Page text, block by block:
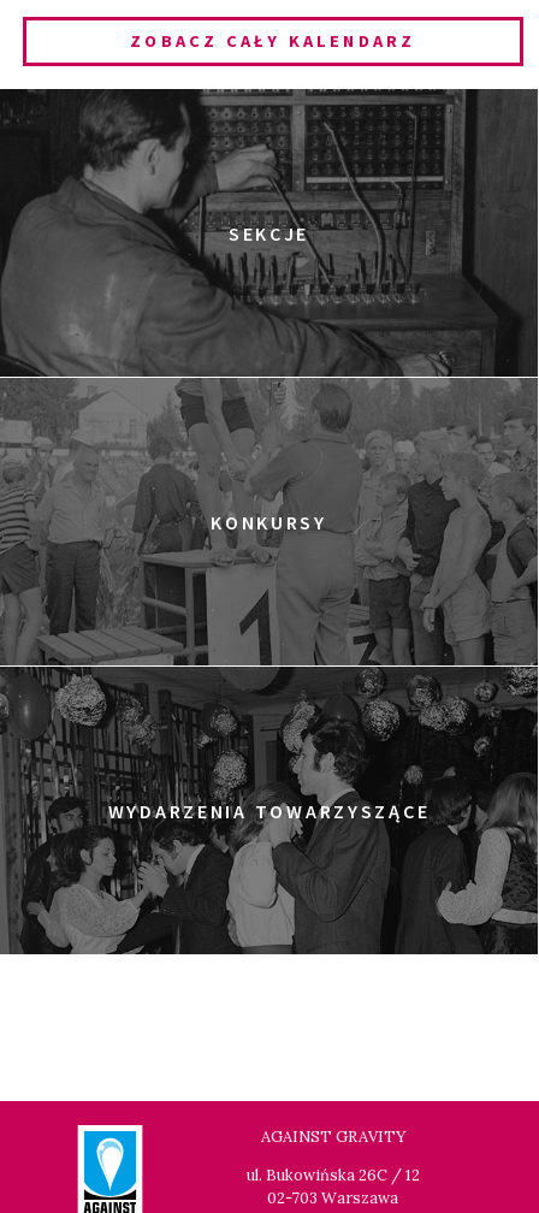
12:15
Gdyńskie Centrum Filmowe, sala
Morskie Oko
STAJĄC SIĘ ZWIERZĘCIEM
KUP BILET
Gdyńskie Centrum Filmowe, sala
Goplana
KOBIETY ZŁOTEGO ŚWITU
KUP BILET
13:30
Gdyńskie Centrum Filmowe, sala
Warszawa
W TENISIE LOVE ZNACZY ZERO
KUP BILET
14:00
Gdyńskie Centrum Filmowe, sala
WESTWOOD: PUNKÓWA, IKONA, AKTYWISTKA
KUP BILET
15:00
Gdyńskie Centrum Filmowe, sala
Goplana
ALAIN DUCASSE – KUCHENNE WYZWANIA
KUP BILET
Gdyńskie Centrum Filmowe, sala
Warszawa
CZŁOWIEK DELFIN
KUP BILET
15:45
Gdyńskie Centrum Filmowe, sala
Morskie Oko
ZIELONE KŁAMSTWA
KUP BILET
17:00
Gdyńskie Centrum Filmowe, sala
Warszawa
ŻYDOWSCY TERRORYŚCI
17:45
Gdyńskie Centrum Filmowe, sala
Morskie Oko
WSPÓŁCZESNY MĘŻCZYZNA
19:00
Gdyńskie Centrum Filmowe, sala
FILM O NICZYM
19:30
Gdyńskie Centrum Filmowe, sala
Morskie Oko
SZUKAJĄC JEZUSA
ZOBACZ CAŁY KALENDARZ
SEKCJE
KONKURSY
WYDARZENIA TOWARZYSZĄCE
AGAINST GRAVITY
ul. Bukowińska 26C / 12
02-703 Warszawa